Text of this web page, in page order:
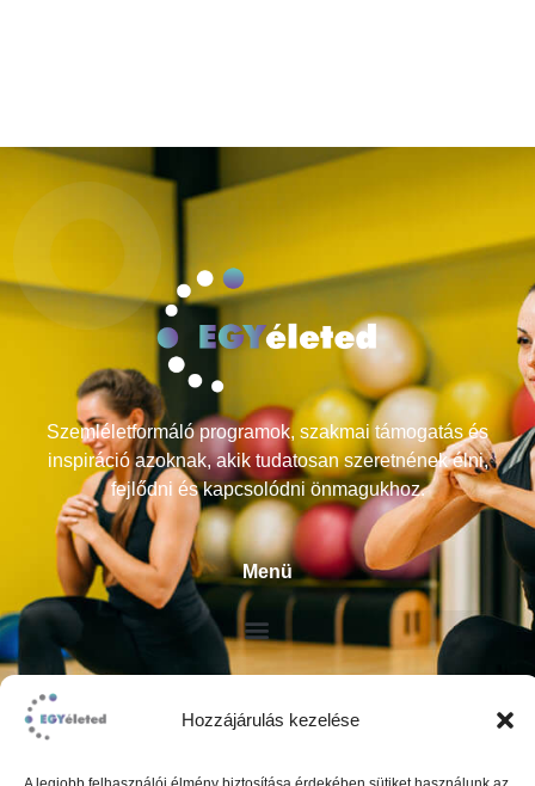
Hozzájárulás kezelése
Szemléletformáló programok, szakmai támogatás és
inspiráció azoknak, akik tudatosan szeretnének élni,
fejlődni és kapcsolódni önmagukhoz.
Menü
Átláthatóság